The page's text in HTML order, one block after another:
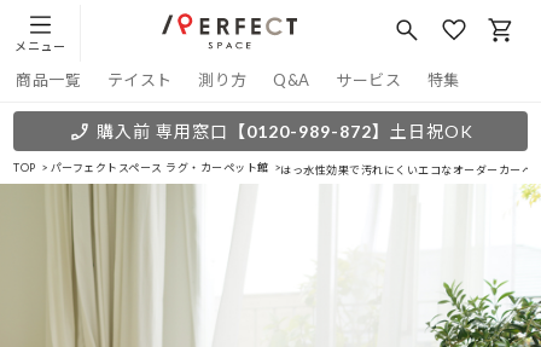
メニュー
商品一覧 テイスト 測り方 Q&A サービス 特集
購入前 専用窓口 【0120-989-872】 土日祝OK
TOP パーフェクトスペース ラグ・カーペット館 はっ水性効果で汚れにくいエコなオーダーカーペ